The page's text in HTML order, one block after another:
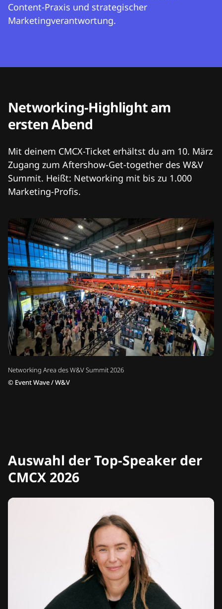
Content-Praxis und strategischer
Marketingverantwortung.
Networking Area des W&V Summit 2026
© Event Wave / W&V
Networking-Highlight am
ersten Abend
Mit deinem CMCX-Ticket erhältst du am 10. März
Zugang zum Aftershow-Get-together des W&V
Summit. Heißt: Networking mit bis zu 1.000
Marketing-Profis.
Auswahl der Top-Speaker der
CMCX 2026